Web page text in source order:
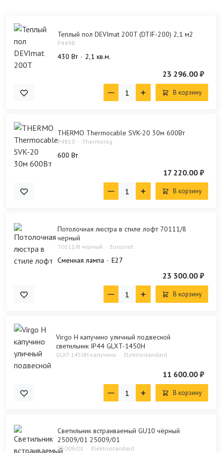
Теплый пол DEVImat 200T (DTIF-200) 2,1 м2
P4498
430 Bт 2,1 кв.м.
23 296.00 ₽
В корзину
THERMO Thermocable SVK-20 30м 600Вт
P4810 Thermoreg
600 Bт
17 220.00 ₽
В корзину
Потолочная люстра в стиле лофт 70111/8
черный
70111/8 черный Eurosvet
Сменная лампа E27
23 300.00 ₽
В корзину
Virgo H капучино уличный подвесной
светильник IP44 GLXT-1450H
GLXT-1450H капучино Elektrostandard
11 600.00 ₽
В корзину
Светильник встраиваемый GU10 чёрный
25009/01 25009/01
25009/01 Elektrostandard